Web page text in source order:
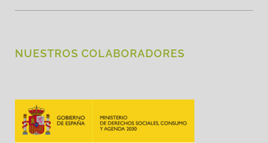
NUESTROS COLABORADORES